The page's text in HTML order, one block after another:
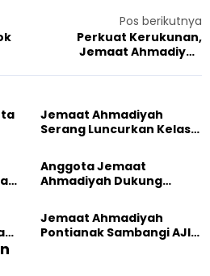
Pos berikutnya
Perkuat Kerukunan,
Jemaat Ahmadiyah
Pastor Paroki Gereja
Jemaat Ahmadiyah
Serang Luncurkan Kelas
Generasi Unggul
Anggota Jemaat
Ahmadiyah Dukung
Kolaborasi Klinik KBB DIY
Jemaat Ahmadiyah
Pontianak Sambangi AJI,